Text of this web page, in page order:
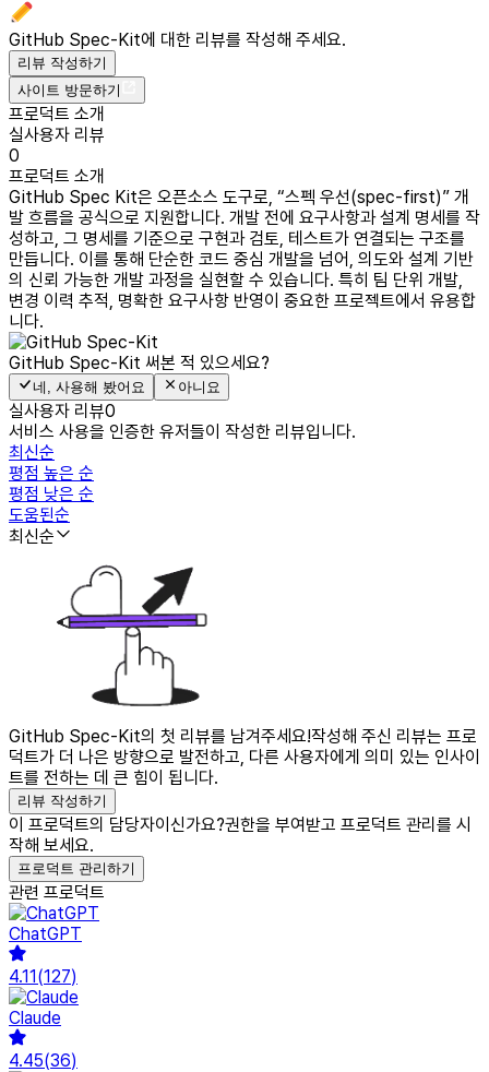
GitHub Spec-Kit에 대한 리뷰를 작성해 주세요.
리뷰 작성하기
사이트 방문하기
프로덕트 소개
실사용자 리뷰
0
프로덕트 소개
GitHub Spec Kit은 오픈소스 도구로, “스펙 우선(spec-first)” 개
발 흐름을 공식으로 지원합니다. 개발 전에 요구사항과 설계 명세를 작
성하고, 그 명세를 기준으로 구현과 검토, 테스트가 연결되는 구조를
만듭니다. 이를 통해 단순한 코드 중심 개발을 넘어, 의도와 설계 기반
의 신뢰 가능한 개발 과정을 실현할 수 있습니다. 특히 팀 단위 개발,
변경 이력 추적, 명확한 요구사항 반영이 중요한 프로젝트에서 유용합
니다.
GitHub Spec-Kit 써본 적 있으세요?
네, 사용해 봤어요 아니요
실사용자 리뷰0
서비스 사용을 인증한 유저들이 작성한 리뷰입니다.
최신순
평점 높은 순
평점 낮은 순
도움된순
최신순
GitHub Spec-Kit의 첫 리뷰를 남겨주세요!작성해 주신 리뷰는 프로
덕트가 더 나은 방향으로 발전하고, 다른 사용자에게 의미 있는 인사이
트를 전하는 데 큰 힘이 됩니다.
리뷰 작성하기
이 프로덕트의 담당자이신가요?권한을 부여받고 프로덕트 관리를 시
작해 보세요.
프로덕트 관리하기
관련 프로덕트
ChatGPT
4.11(127)
Claude
4.45(36)